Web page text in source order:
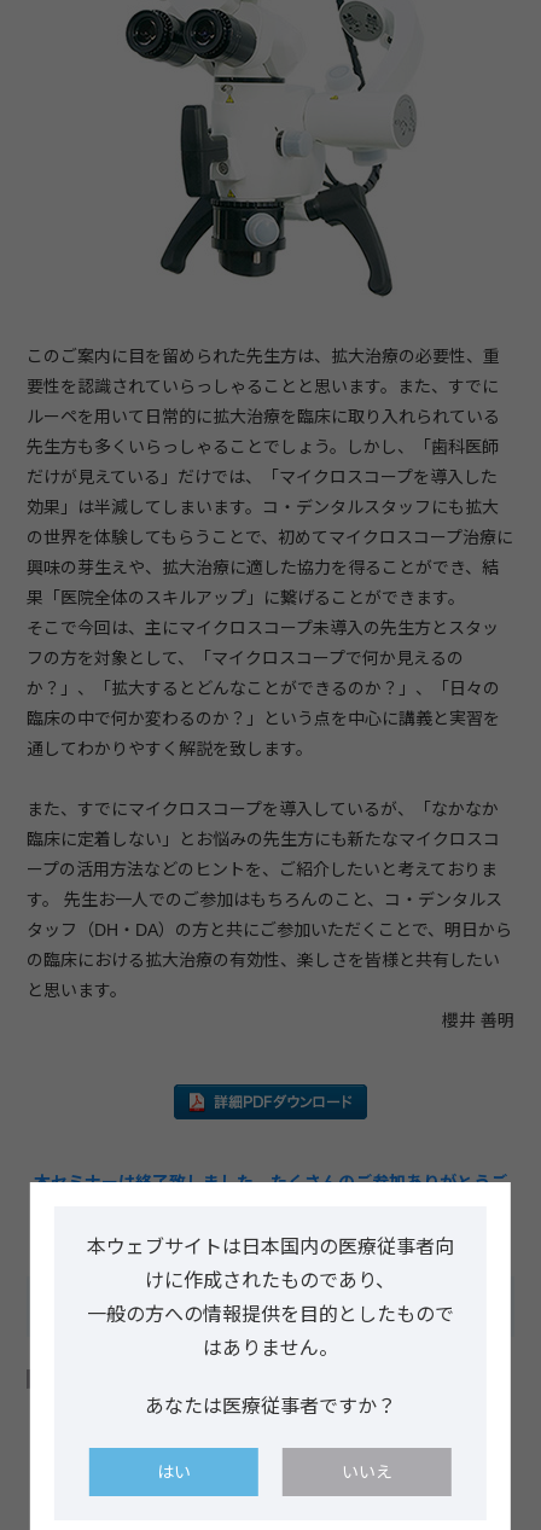
このご案内に目を留められた先生方は、拡大治療の必要性、重
要性を認識されていらっしゃることと思います。また、すでに
ルーペを用いて日常的に拡大治療を臨床に取り入れられている
先生方も多くいらっしゃることでしょう。しかし、「歯科医師
だけが見えている」だけでは、「マイクロスコープを導入した
効果」は半減してしまいます。コ・デンタルスタッフにも拡大
の世界を体験してもらうことで、初めてマイクロスコープ治療に
興味の芽生えや、拡大治療に適した協力を得ることができ、結
果「医院全体のスキルアップ」に繋げることができます。
そこで今回は、主にマイクロスコープ未導入の先生方とスタッ
フの方を対象として、「マイクロスコープで何か見えるの
か？」、「拡大するとどんなことができるのか？」、「日々の
臨床の中で何か変わるのか？」という点を中心に講義と実習を
通してわかりやすく解説を致します。
また、すでにマイクロスコープを導入しているが、「なかなか
臨床に定着しない」とお悩みの先生方にも新たなマイクロスコ
ープの活用方法などのヒントを、ご紹介したいと考えておりま
す。 先生お一人でのご参加はもちろんのこと、コ・デンタルス
タッフ（DH・DA）の方と共にご参加いただくことで、明日から
の臨床における拡大治療の有効性、楽しさを皆様と共有したい
と思います。
櫻井 善明
本セミナーは終了致しました。たくさんのご参加ありがとうご
セミナー概要
・視度と瞳孔間距離調整
・マイクロスコープの有用性
・ルーペとマイクロスコープの違い
本ウェブサイトは日本国内の医療従事者向
けに作成されたものであり、
一般の方への情報提供を目的としたもので
はありません。
あなたは医療従事者ですか？
はい いいえ